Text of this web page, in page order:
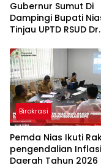
Gubernur Sumut Di
Dampingi Bupati
Tinjau UPTD RSUD Dr.
Birokrasi
Pemda Nias Ikuti
pengendalian Inflasi
Daerah Tahun 2026